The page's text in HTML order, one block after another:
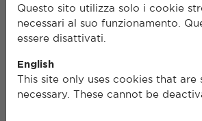
Liste de diffusion
Veuillez renseigner votre adresse
inscrire.
Questo sito utilizza solo i cookie
necessari al suo funzionamento.
essere disattivati.
English
This site only uses cookies that are
necessary. These cannot be